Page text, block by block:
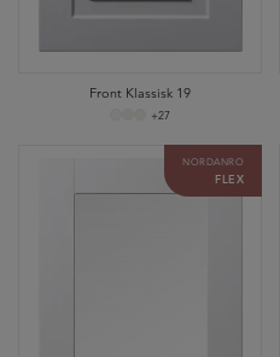
Front Klassisk 19
+27
NORDANRO
FLEX